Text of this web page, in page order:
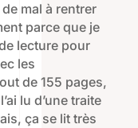
mal à rentrer
parce que je
lecture pour
les
de 155 pages,
lu d’une traite
ça se lit très